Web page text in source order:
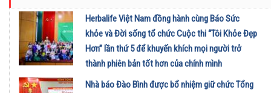
Herbalife Việt Nam đồng hành cùng Báo Sức
khỏe và Đời sống tổ chức Cuộc thi “Tôi Khỏe Đẹp
Hơn” lần thứ 5 để khuyến khích mọi người trở
thành phiên bản tốt hơn của chính mình
01/08/2026
Nhà báo Đào Bình được bổ nhiệm giữ chức Tổng